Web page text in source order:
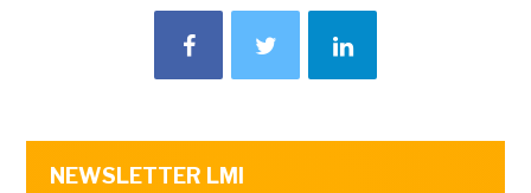
NEWSLETTER LMI